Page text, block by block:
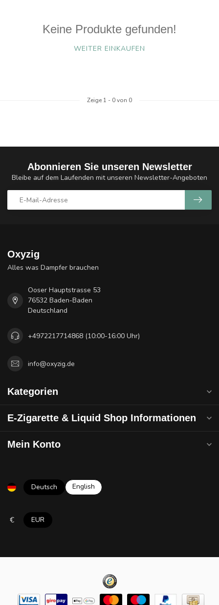
Keine Produkte gefunden!
WEITER EINKAUFEN
Zeige 1 - 0von 0
Abonnieren Sie unseren Newsletter
Bleibe auf dem Laufenden mit unseren Newsletter-Angeboten
Oxyzig
Alles was Dampfer brauchen
Ooser Hauptstrasse 53
76532 Baden-Baden
Deutschland
+4972217714868 (10:00-16:00 Uhr)
info@oxyzig.de
Kategorien
E-Zigarette & Liquid Shop Informationen
Mein Konto
Deutsch English
€ EUR